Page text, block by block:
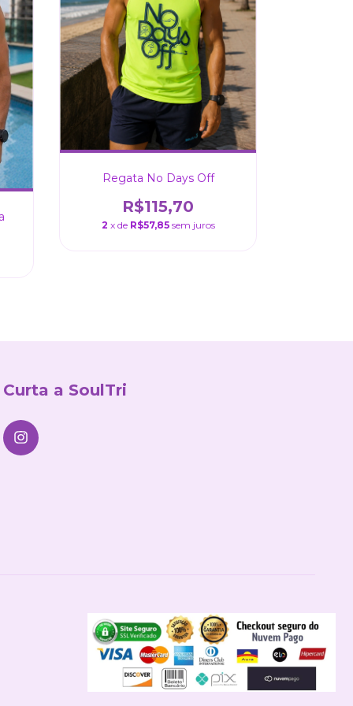
Regata No Days Off
R$115,70
2 x de R$57,85 sem juros
Curta a SoulTri